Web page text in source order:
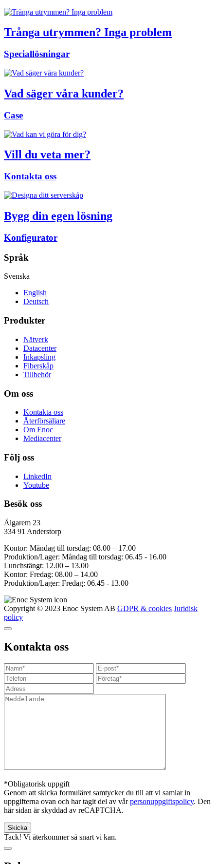
Trånga utrymmen? Inga problem
Speciallösningar
Vad säger våra kunder?
Case
Vill du veta mer?
Kontakta oss
Bygg din egen lösning
Konfigurator
Språk
Svenska
English
Deutsch
Produkter
Nätverk
Datacenter
Inkapsling
Fiberskåp
Tillbehör
Om oss
Kontakta oss
Återförsäljare
Om Enoc
Mediacenter
Följ oss
LinkedIn
Youtube
Besök oss
Älgarem 23
334 91 Anderstorp
Kontor: Måndag till torsdag: 08.00 – 17.00
Produktion/Lager: Måndag till torsdag: 06.45 - 16.00
Lunchstängt: 12.00 – 13.00
Kontor: Fredag: 08.00 – 14.00
Produktion/Lager: Fredag: 06.45 - 13.00
Copyright © 2023 Enoc System AB GDPR & cookies Juridisk
policy
Kontakta oss
*Obligatorisk uppgift
Genom att skicka formuläret samtycker du till att vi samlar in
uppgifterna ovan och har tagit del av vårpersonuppgiftspolicy. Den
här sidan är skyddad av reCAPTCHA.
Tack! Vi återkommer så snart vi kan.